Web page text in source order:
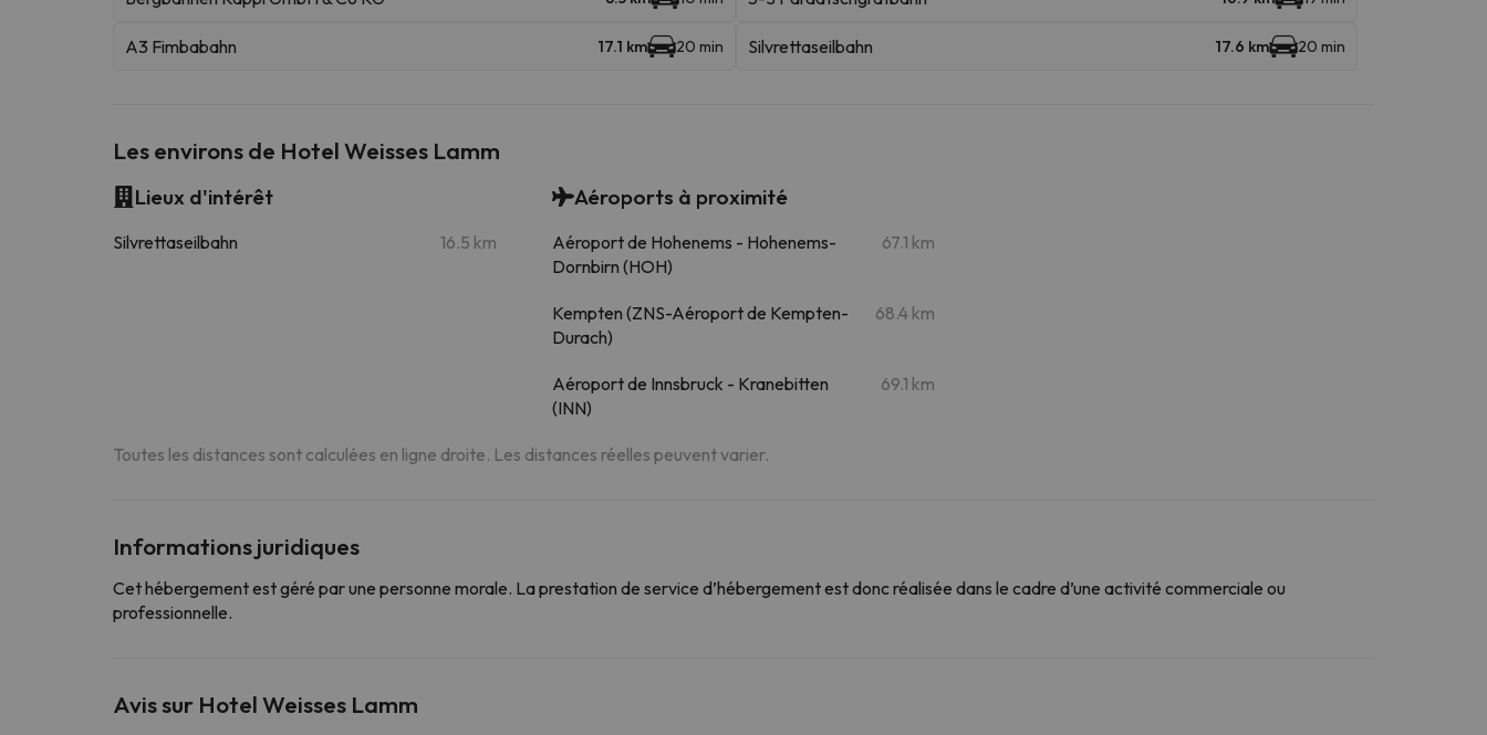
A3 Fimbabahn 17.1 km 20 min Silvrettaseilbahn 17.6 km 20 min
Les environs de Hotel Weisses Lamm
Lieux d'intérêt
Silvrettaseilbahn 16.5 km
Aéroports à proximité
Aéroport de Hohenems - Hohenems-
Dornbirn (HOH)
67.1 km
Kempten (ZNS-Aéroport de Kempten-
Durach)
68.4 km
Aéroport de Innsbruck - Kranebitten
(INN)
69.1 km
Toutes les distances sont calculées en ligne droite. Les distances réelles peuvent varier.
Informations juridiques
Cet hébergement est géré par une personne morale. La prestation de service d’hébergement est donc réalisée dans le cadre d’une activité commerciale ou
professionnelle.
Avis sur Hotel Weisses Lamm